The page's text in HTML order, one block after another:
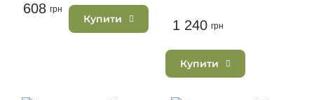
4665)
608 грн
Купити
4665)
1 240 грн
Купити